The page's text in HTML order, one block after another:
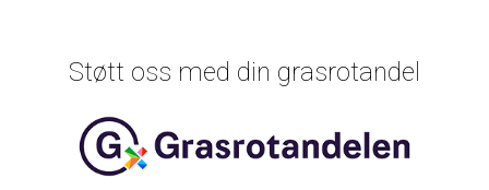
Støtt oss med din grasrotandel